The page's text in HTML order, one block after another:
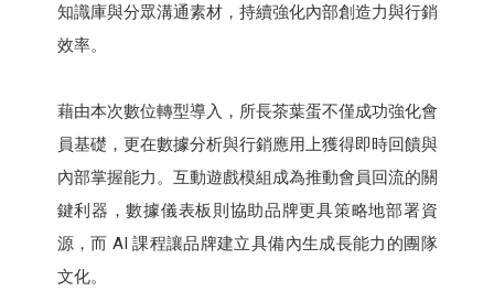
知識庫與分眾溝通素材，持續強化內部創造力與行銷
效率。
藉由本次數位轉型導入，所長茶葉蛋不僅成功強化會
員基礎，更在數據分析與行銷應用上獲得即時回饋與
內部掌握能力。互動遊戲模組成為推動會員回流的關
鍵利器，數據儀表板則協助品牌更具策略地部署資
源，而 AI 課程讓品牌建立具備內生成長能力的團隊
文化。